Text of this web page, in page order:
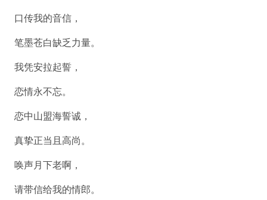
口传我的音信，
笔墨苍白缺乏力量。
我凭安拉起誓，
恋情永不忘。
恋中山盟海誓诚，
真挚正当且高尚。
唤声月下老啊，
请带信给我的情郎。